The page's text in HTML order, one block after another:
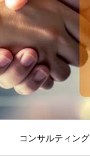
コンサルティング